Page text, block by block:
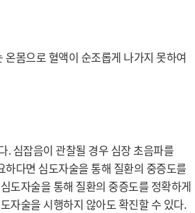
몸으로 혈액이 순조롭게 나가지 못하여
. 심잡음이 관찰될 경우 심장 초음파를
다면 심도자술을 통해 질환의 중증도를
도자술을 통해 질환의 중증도를 정확하게
자술을 시행하지 않아도 확진할 수 있다.